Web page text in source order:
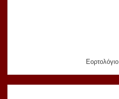
Εορτολόγιο